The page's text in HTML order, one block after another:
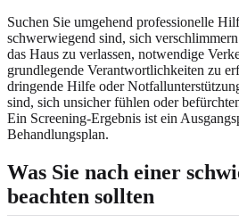
Suchen Sie umgehend professionelle
schwerwiegend sind, sich
das Haus zu verlassen, notwendige
grundlegende Verantwortlichkeiten zu
dringende Hilfe oder
sind, sich unsicher fühlen oder
Ein Screening-Ergebnis ist ein
Behandlungsplan.
Was Sie nach einer
beachten sollten